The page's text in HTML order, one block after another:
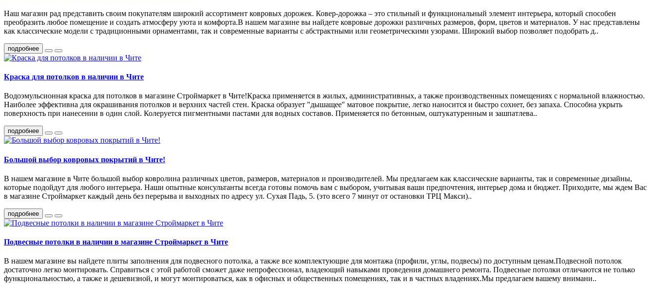
Наш магазин рад представить своим покупателям широкий ассортимент ковровых дорожек. Ковер-дорожка – это стильный и функциональный элемент интерьера, который способен
преобразить любое помещение и создать атмосферу уюта и комфорта.В нашем магазине вы найдете ковровые дорожки различных размеров, форм, цветов и материалов. У нас представлены
как классические модели с традиционными орнаментами, так и современные варианты с абстрактными или геометрическими узорами. Широкий выбор позволяет подобрать д..
подробнее
Краска для потолков в наличии в Чите
Водоэмульсионная краска для потолков в магазине Строймаркет в Чите!Краска применяется в жилых, административных, а также производственных помещениях с нормальной влажностью.
Наиболее эффективна для окрашивания потолков и верхних частей стен. Краска образует "дышащее" матовое покрытие, легко наносится и быстро сохнет, без запаха. Способна укрыть
поверхность при нанесении в один слой. Колеруется пигментными пастами для водных составов. Применяется по бетонным, оштукатуренным и зашпатлева..
подробнее
Большой выбор ковровых покрытий в Чите!
В нашем магазине в Чите большой выбор ковролина различных цветов, размеров, материалов и производителей. Мы предлагаем как классические варианты, так и современные дизайны,
которые подойдут для любого интерьера. Наши опытные консультанты всегда готовы помочь вам с выбором, учитывая ваши предпочтения, интерьер дома и бюджет. Приходите, мы ждем Вас
в магазине Строймаркет каждый день без перерыва и выходных по адресу ул. Сухая Падь, 5. (это всего 7 минут от остановки ТРЦ Макси)..
подробнее
Подвесные потолки в наличии в магазине Строймаркет в Чите
В нашем магазине вы найдете плиты заполнения для подвесного потолка, а также все комплектующие для монтажа (профили, углы, подвесы) по доступным ценам.Подвесной потолок
достаточно легко монтировать. Справиться с этой работой сможет даже непрофессионал, владеющий навыками проведения домашнего ремонта. Подвесные потолки отличаются не только
функциональностью, а также и дешевизной, и могут монтироваться, как в офисных и общественных помещениях, так и в частных владениях.Мы предлагаем вашему внимани..